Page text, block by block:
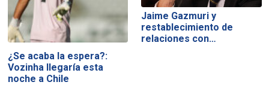
¿Se acaba la espera?:
Vozinha llegaría esta
noche a Chile
Jaime Gazmuri y
restablecimiento de
relaciones con…